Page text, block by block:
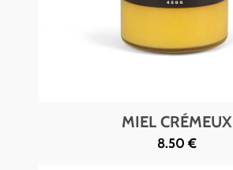
MIEL CRÉMEUX
8.50 €